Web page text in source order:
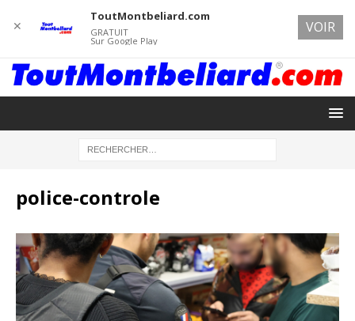
police-controle
✕
ToutMontbeliard.com
GRATUIT
Sur Google Play
VOIR